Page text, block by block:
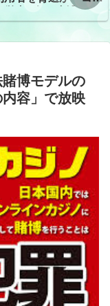
賭博モデルの
容」で放映